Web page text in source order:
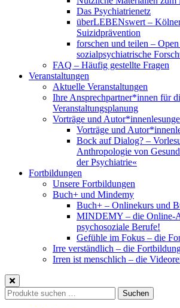
Das Psychiatrienetz
überLEBENswert –
Suizidprävention
forschen und teilen –
sozialpsychiatrische
FAQ – Häufig gestellte Fragen
Veranstaltungen
Aktuelle Veranstaltungen
Ihre Ansprechpartner*innen für
Veranstaltungsplanung
Vorträge und
Vorträge und
Bock auf Dialog? –
Anthropologie von
der Psychiatrie«
Fortbildungen
Unsere Fortbildungen
Buch+ und Mindemy
Buch+ – Onlinekurs und
MINDEMY – die Online-
psychosoziale Berufe!
Gefühle im Fokus – die
Irre verständlich – die
Irren ist menschlich – die
Suche
nach:
Suchen